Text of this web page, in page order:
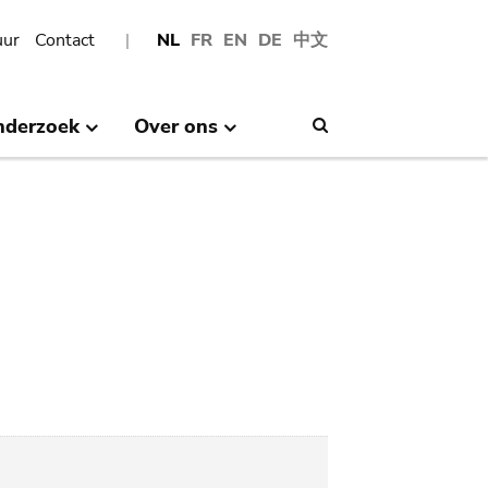
NL FR EN DE 中文
Contact
Over ons